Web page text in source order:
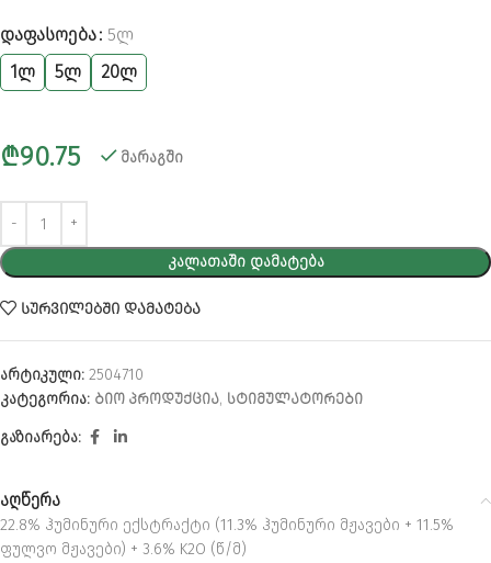
ᲓᲐᲤᲐᲡᲝᲔᲑᲐ 5Ლ
1ლ
5ლ 20ლ
₾90.75 მარაგში
ᲙᲐᲚᲐᲗᲐᲨᲘ ᲓᲐᲛᲐᲢᲔᲑᲐ
Alternative:
ᲡᲣᲠᲕᲘᲚᲔᲑᲨᲘ ᲓᲐᲛᲐᲢᲔᲑᲐ
არტიკული: 2504710
კატეგორია: ᲑᲘᲝ ᲞᲠᲝᲓᲣᲥᲪᲘᲐ, ᲡᲢᲘᲛᲣᲚᲐᲢᲝᲠᲔᲑᲘ
გაზიარება:
აღწერა
22.8% ჰუმინური ექსტრაქტი (11.3% ჰუმინური მჟავები + 11.5%
ფულვო მჟავები) + 3.6% K2O (წ/მ)